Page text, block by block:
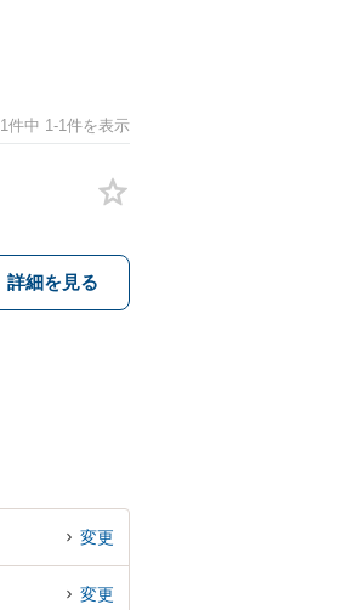
1件中 1-1件を表示
詳細を見る
変更
変更